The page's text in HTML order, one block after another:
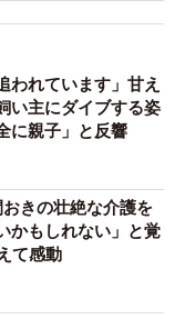
3/6
われています」甘え
い主にダイブする姿
に親子」と反響
きの壮絶な介護を
もしれない」と覚
て感動